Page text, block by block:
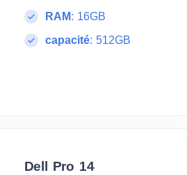
RAM: 16GB
capacité: 512GB
Dell Pro 14